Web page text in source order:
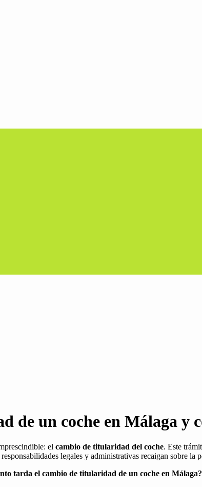
de un coche en Málaga y
el cambio de titularidad del coche. Este
legales y administrativas recaigan sobre la
tarda el cambio de titularidad de un coche en Málaga?